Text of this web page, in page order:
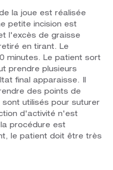
la joue est réalisée
petite incision est
l'excès de graisse
en tirant. Le
minutes. Le patient sort
prendre plusieurs
final apparaisse. Il
des points de
utilisés pour suturer
d'activité n'est
procédure est
le patient doit être très